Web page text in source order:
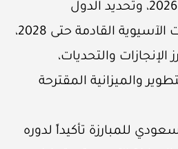
النصف الأول من عام 2026، وتحديد الدول
المستضيفة للبطولات الآسيوية القادمة حتى 2028،
والتحديات،
والميزانية المقترحة
للمبارزة تأكيداً لدوره